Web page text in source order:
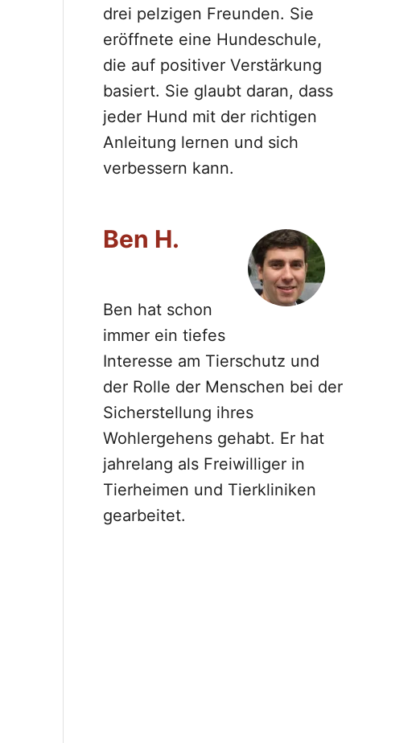
drei pelzigen Freunden. Sie
eröffnete eine Hundeschule,
die auf positiver Verstärkung
basiert. Sie glaubt daran, dass
jeder Hund mit der richtigen
Anleitung lernen und sich
verbessern kann.
Ben H.
Ben hat schon
immer ein tiefes
Interesse am Tierschutz und
der Rolle der Menschen bei der
Sicherstellung ihres
Wohlergehens gehabt. Er hat
jahrelang als Freiwilliger in
Tierheimen und Tierkliniken
gearbeitet.